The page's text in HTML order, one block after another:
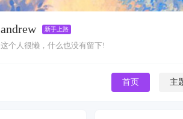
andrew 新手上路
这个人很懒，什么也没有留下!
首页 主